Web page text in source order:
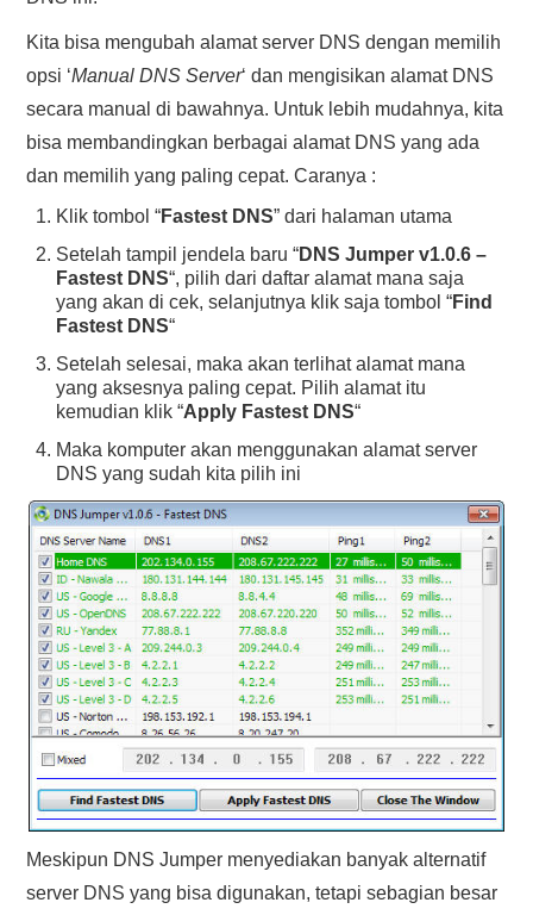
Kita bisa mengubah alamat server DNS dengan memilih
opsi ‘Manual DNS Server‘ dan mengisikan alamat DNS
secara manual di bawahnya. Untuk lebih mudahnya, kita
bisa membandingkan berbagai alamat DNS yang ada
dan memilih yang paling cepat. Caranya :
Klik tombol “Fastest DNS” dari halaman utama
Setelah tampil jendela baru “DNS Jumper v1.0.6 –
Fastest DNS“, pilih dari daftar alamat mana saja
yang akan di cek, selanjutnya klik saja tombol “Find
Fastest DNS“
Setelah selesai, maka akan terlihat alamat mana
yang aksesnya paling cepat. Pilih alamat itu
kemudian klik “Apply Fastest DNS“
Maka komputer akan menggunakan alamat server
DNS yang sudah kita pilih ini
Meskipun DNS Jumper menyediakan banyak alternatif
server DNS yang bisa digunakan, tetapi sebagian besar